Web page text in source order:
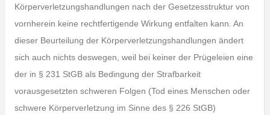
Körperverletzungshandlungen nach der Gesetzesstruktur von
vornherein keine rechtfertigende Wirkung entfalten kann. An
dieser Beurteilung der Körperverletzungshandlungen ändert
sich auch nichts deswegen, weil bei keiner der Prügeleien eine
der in § 231 StGB als Bedingung der Strafbarkeit
vorausgesetzten schweren Folgen (Tod eines Menschen oder
schwere Körperverletzung im Sinne des § 226 StGB)